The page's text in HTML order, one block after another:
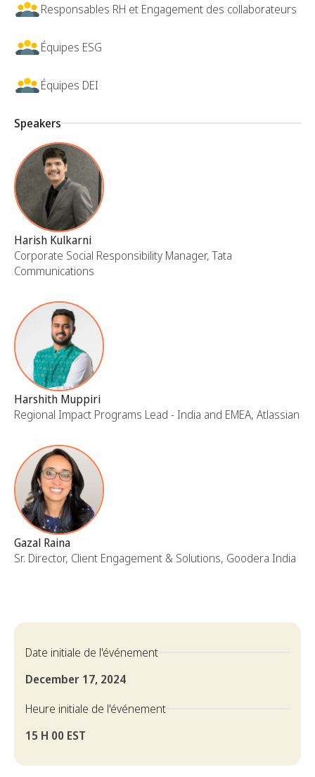
Responsables RH et Engagement des collaborateurs
Équipes ESG
Équipes DEI
Speakers
Harish Kulkarni
Corporate Social Responsibility Manager, Tata
Communications
Harshith Muppiri
Regional Impact Programs Lead - India and EMEA, Atlassian
Gazal Raina
Sr. Director, Client Engagement & Solutions, Goodera India
Date initiale de l'événement
December 17, 2024
Heure initiale de l'événement
15 H 00 EST